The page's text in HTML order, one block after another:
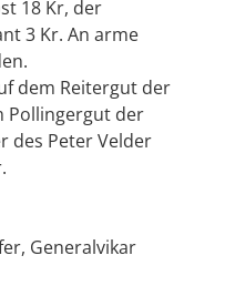
18 Kr, der
3 Kr. An arme
dem Reitergut der
Pollingergut der
des Peter Velder
Generalvikar